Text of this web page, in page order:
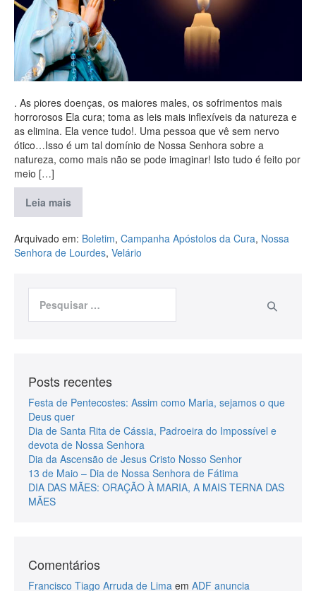
. As piores doenças, os maiores males, os sofrimentos mais
horrorosos Ela cura; toma as leis mais inflexíveis da natureza e
as elimina. Ela vence tudo!. Uma pessoa que vê sem nervo
ótico…Isso é um tal domínio de Nossa Senhora sobre a
natureza, como mais não se pode imaginar! Isto tudo é feito por
meio […]
Leia mais
Arquivado em: Boletim, Campanha Apóstolos da Cura, Nossa
Senhora de Lourdes, Velário
Posts recentes
Festa de Pentecostes: Assim como Maria, sejamos o que
Deus quer
Dia de Santa Rita de Cássia, Padroeira do Impossível e
devota de Nossa Senhora
Dia da Ascensão de Jesus Cristo Nosso Senhor
13 de Maio – Dia de Nossa Senhora de Fátima
DIA DAS MÃES: ORAÇÃO À MARIA, A MAIS TERNA DAS
MÃES
Comentários
Francisco Tiago Arruda de Lima em ADF anuncia